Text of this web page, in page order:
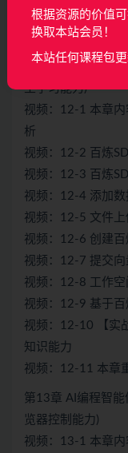
视频：11-8 优化
视频：11-9 本章
第12章 AI编程智
主学习能力)
视频：12-1 本章
析
视频：12-2 百炼
视频：12-3 百炼
视频：12-4 添加
视频：12-5 文件
视频：12-6 创建百
视频：12-7 提交
视频：12-8 工作
视频：12-9 基于
视频：12-10 【实
知识能力
视频：12-11 本章
第13章 AI编程智能
览器控制能力)
视频：13-1 本章
根据资源的价值
换取本站会员！
本站任何课程包更